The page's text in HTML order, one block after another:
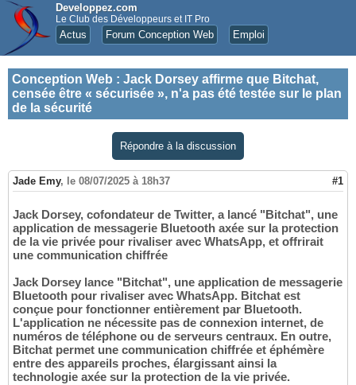
Developpez.com
Le Club des Développeurs et IT Pro
Actus Forum Conception Web Emploi
Conception Web : Jack Dorsey affirme que Bitchat,
censée être « sécurisée », n'a pas été testée sur le plan
de la sécurité
Répondre à la discussion
Jade Emy, le 08/07/2025 à 18h37 #1
Jack Dorsey, cofondateur de Twitter, a lancé "Bitchat", une
application de messagerie Bluetooth axée sur la protection
de la vie privée pour rivaliser avec WhatsApp, et offrirait
une communication chiffrée
Jack Dorsey lance "Bitchat", une application de messagerie
Bluetooth pour rivaliser avec WhatsApp. Bitchat est
conçue pour fonctionner entièrement par Bluetooth.
L'application ne nécessite pas de connexion internet, de
numéros de téléphone ou de serveurs centraux. En outre,
Bitchat permet une communication chiffrée et éphémère
entre des appareils proches, élargissant ainsi la
technologie axée sur la protection de la vie privée.